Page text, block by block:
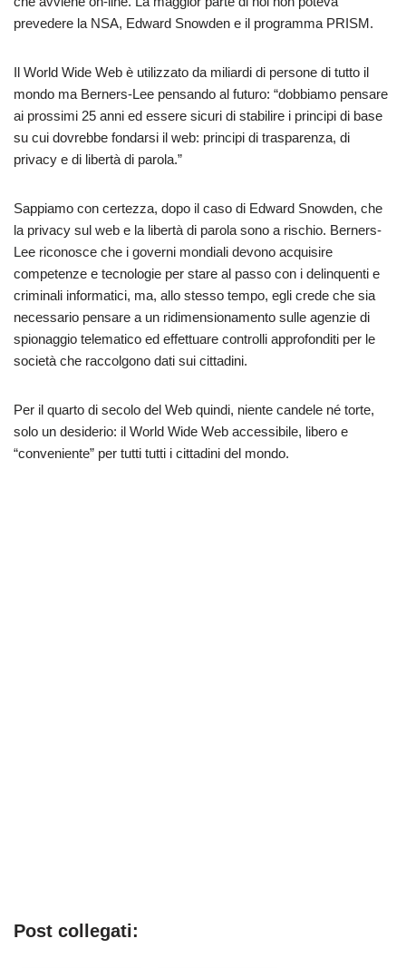
prevedere la NSA, Edward Snowden e il programma PRISM.
Il World Wide Web è utilizzato da miliardi di persone di tutto il
mondo ma Berners-Lee pensando al futuro: “dobbiamo pensare
ai prossimi 25 anni ed essere sicuri di stabilire i principi di base
su cui dovrebbe fondarsi il web: principi di trasparenza, di
privacy e di libertà di parola.”
Sappiamo con certezza, dopo il caso di Edward Snowden, che
la privacy sul web e la libertà di parola sono a rischio. Berners-
Lee riconosce che i governi mondiali devono acquisire
competenze e tecnologie per stare al passo con i delinquenti e
criminali informatici, ma, allo stesso tempo, egli crede che sia
necessario pensare a un ridimensionamento sulle agenzie di
spionaggio telematico ed effettuare controlli approfonditi per le
società che raccolgono dati sui cittadini.
Per il quarto di secolo del Web quindi, niente candele né torte,
solo un desiderio: il World Wide Web accessibile, libero e
“conveniente” per tutti tutti i cittadini del mondo.
Post collegati: